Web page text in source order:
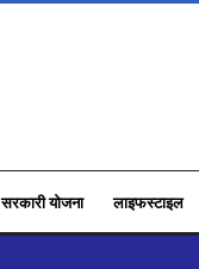
सरकारी योजना लाइफस्टाइल